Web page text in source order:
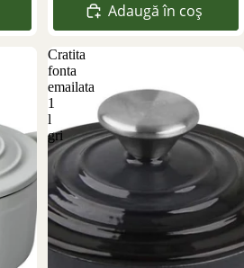
Adaugă în coș
Cratita
fonta
emailata
1
l
gri